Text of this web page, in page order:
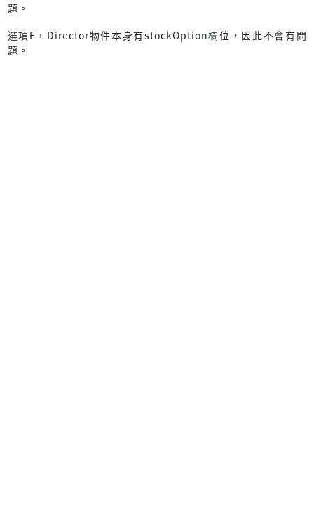
題。
選項F，Director物件本身有stockOption欄位，因此不會有問
題。